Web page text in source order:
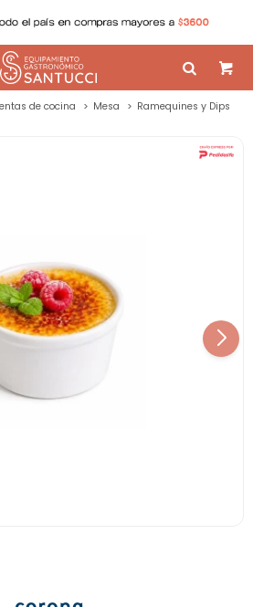
de cocina Mesa Ramequines y Dips